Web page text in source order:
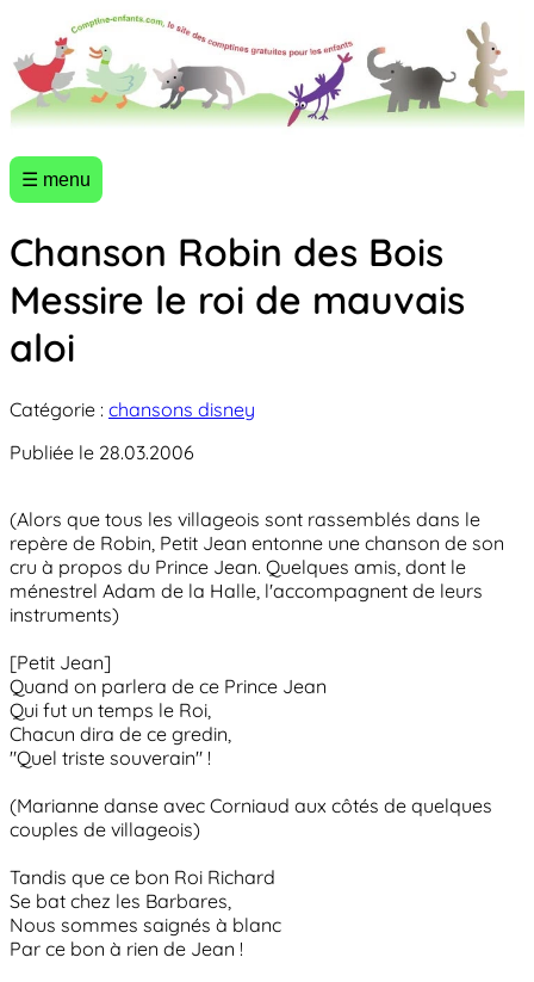
☰ menu
Chanson Robin des Bois
Messire le roi de mauvais
aloi
Catégorie : chansons disney
Publiée le 28.03.2006
(Alors que tous les villageois sont rassemblés dans le
repère de Robin, Petit Jean entonne une chanson de son
cru à propos du Prince Jean. Quelques amis, dont le
ménestrel Adam de la Halle, l'accompagnent de leurs
instruments)
[Petit Jean]
Quand on parlera de ce Prince Jean
Qui fut un temps le Roi,
Chacun dira de ce gredin,
"Quel triste souverain" !
(Marianne danse avec Corniaud aux côtés de quelques
couples de villageois)
Tandis que ce bon Roi Richard
Se bat chez les Barbares,
Nous sommes saignés à blanc
Par ce bon à rien de Jean !